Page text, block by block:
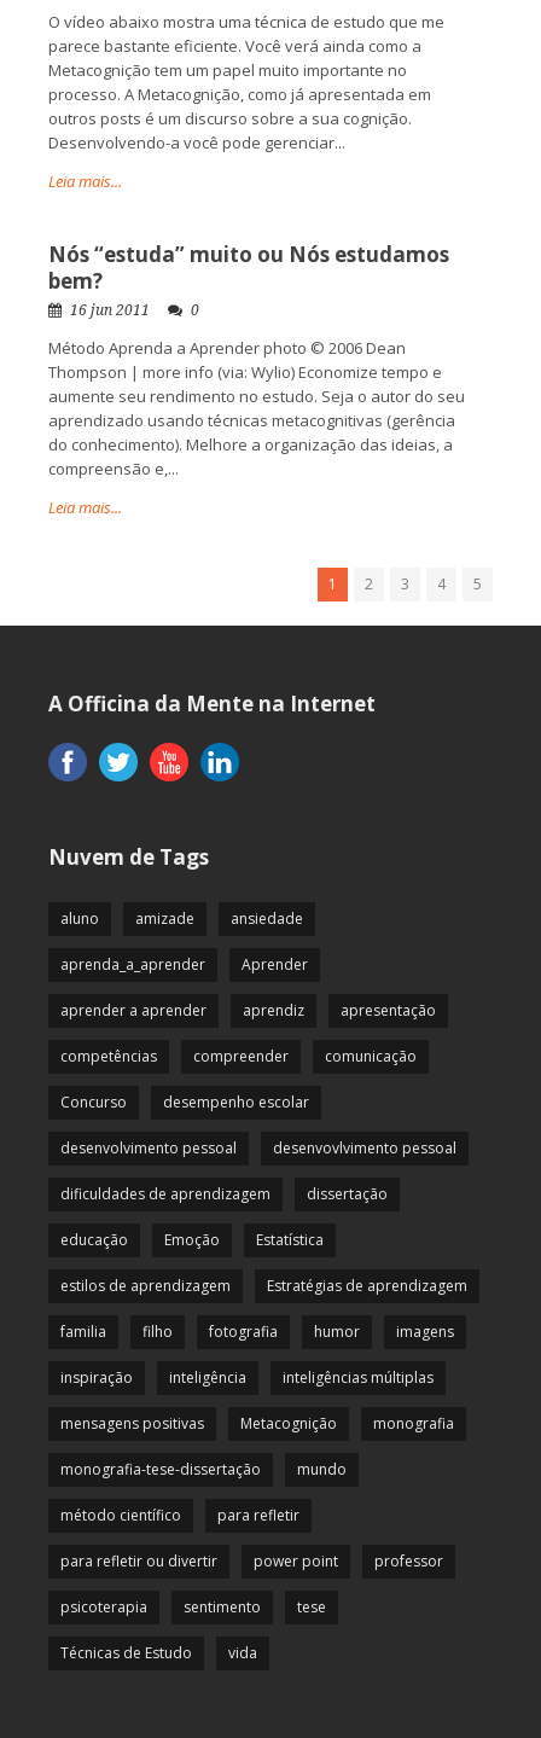
O vídeo abaixo mostra uma técnica de estudo que me
parece bastante eficiente. Você verá ainda como a
Metacognição tem um papel muito importante no
processo. A Metacognição, como já apresentada em
outros posts é um discurso sobre a sua cognição.
Desenvolvendo-a você pode gerenciar...
Leia mais...
Nós “estuda” muito ou Nós estudamos
bem?
16 jun 2011 0
Método Aprenda a Aprender photo © 2006 Dean
Thompson | more info (via: Wylio) Economize tempo e
aumente seu rendimento no estudo. Seja o autor do seu
aprendizado usando técnicas metacognitivas (gerência
do conhecimento). Melhore a organização das ideias, a
compreensão e,...
Leia mais...
1 2 3 4 5
A Officina da Mente na Internet
Nuvem de Tags
aluno amizade ansiedade
aprenda_a_aprender Aprender
aprender a aprender aprendiz apresentação
competências compreender comunicação
Concurso desempenho escolar
desenvolvimento pessoal desenvovlvimento pessoal
dificuldades de aprendizagem dissertação
educação Emoção Estatística
estilos de aprendizagem Estratégias de aprendizagem
familia filho fotografia humor imagens
inspiração inteligência inteligências múltiplas
mensagens positivas Metacognição monografia
monografia-tese-dissertação mundo
método científico para refletir
para refletir ou divertir power point professor
psicoterapia sentimento tese
Técnicas de Estudo vida